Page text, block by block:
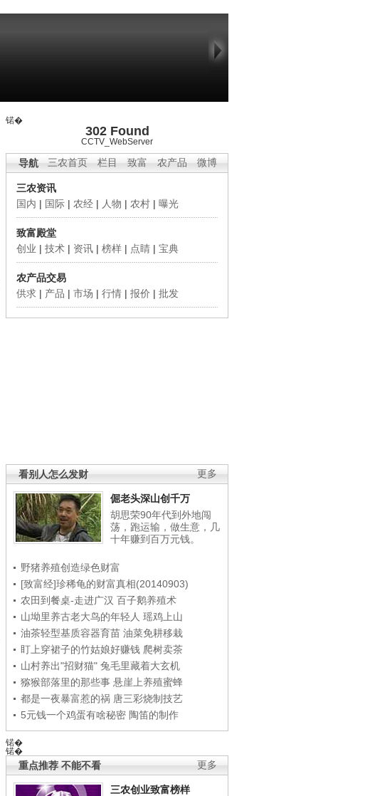
锘�
302 Found
CCTV_WebServer
三农首页 栏目 致富 农产品 微博
导航
三农资讯
国内 | 国际 | 农经 | 人物 | 农村 | 曝光
致富殿堂
创业 | 技术 | 资讯 | 榜样 | 点睛 | 宝典
农产品交易
供求 | 产品 | 市场 | 行情 | 报价 | 批发
更多
看别人怎么发财
倔老头深山创千万
胡思荣90年代到外地闯
荡，跑运输，做生意，几
十年赚到百万元钱。
野猪养殖创造绿色财富
[致富经]珍稀龟的财富真相(20140903)
农田到餐桌-走进广汉 百子鹅养殖术
山坳里养古老大鸟的年轻人 瑶鸡上山
油茶轻型基质容器育苗 油菜免耕移栽
盯上穿裙子的竹姑娘好赚钱 爬树卖茶
山村养出"招财猫" 兔毛里藏着大玄机
猕猴部落里的那些事 悬崖上养殖蜜蜂
都是一夜暴富惹的祸 唐三彩烧制技艺
5元钱一个鸡蛋有啥秘密 陶笛的制作
锘�
锘�
更多
重点推荐 不能不看
三农创业致富榜样